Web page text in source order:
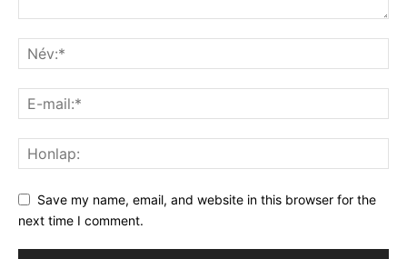
Save my name, email, and website in this browser for the
next time I comment.